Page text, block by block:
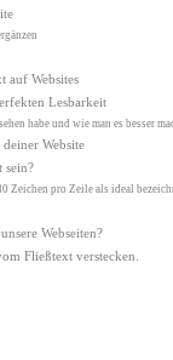
auf Websites
Lesbarkeit
habe und wie man es besser
Website
sein?
Zeichen pro Zeile als ideal
Webseiten?
Fließtext verstecken.